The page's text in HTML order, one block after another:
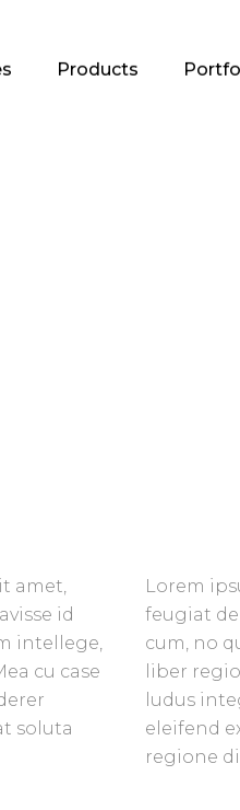
Products
amet,
id
intellege,
cu case
soluta
Lorem
feugiat
cum, no
liber
ludus
eleifend
regione